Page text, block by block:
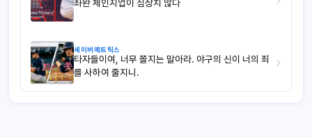
좌완 체인지업이 심상치 않다
세이버메트릭스
타자들이여, 너무 쫄지는 말아라. 야구의 신이 너의 죄
를 사하여 줄지니.
›